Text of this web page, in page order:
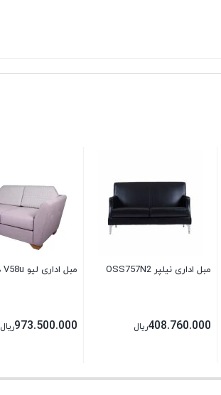
مبل اداری نیلپر OSS757N2
408.760.000ریال
مبل اداری لیو V58u دونفره
973.500.000ریال